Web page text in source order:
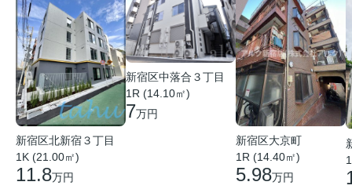
新宿区北新宿３丁目
1K (21.00㎡)
11.8万円
新宿区中落合３丁目
1R (14.10㎡)
7万円
新宿区大京町
1R (14.40㎡)
5.98万円